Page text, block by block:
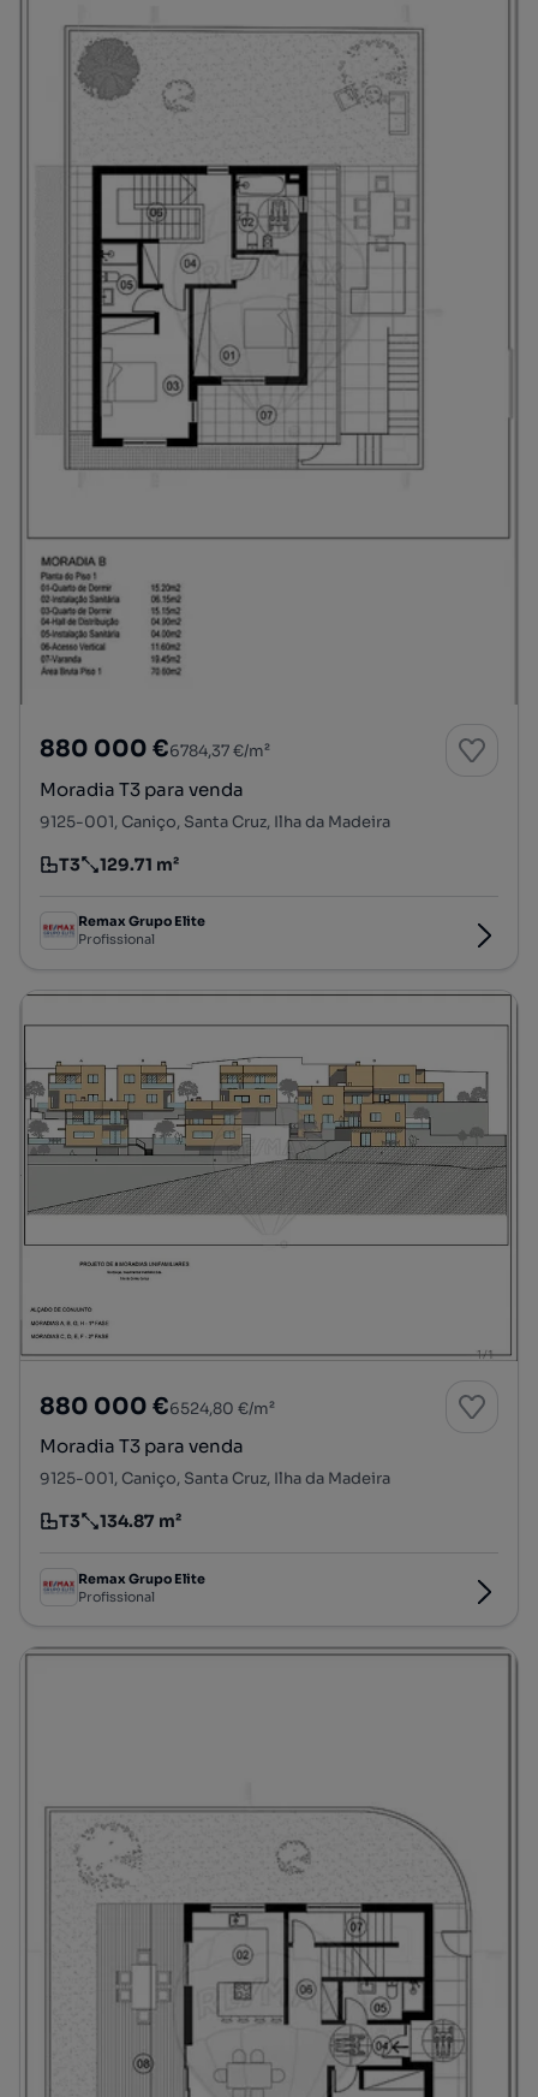
880 000 €6784,37 €/m²
Moradia T3 para venda
9125-001, Caniço, Santa Cruz, Ilha da Madeira
Tipologia
T3
Preço por metro quadrado
129.71 m²
Remax Grupo Elite
Profissional
880 000 €6524,80 €/m²
Moradia T3 para venda
9125-001, Caniço, Santa Cruz, Ilha da Madeira
Tipologia
T3
Preço por metro quadrado
134.87 m²
Remax Grupo Elite
Profissional